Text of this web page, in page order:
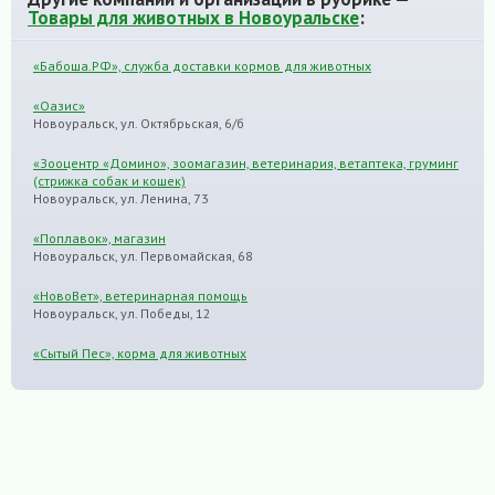
Товары для животных в Новоуральске:
«Бабоша.РФ», cлужба доставки кормов для животных
«Оазис»
Новоуральск, ул. Октябрьская, 6/б
«Зооцентр «Домино», зоомагазин, ветеринария, ветаптека, груминг
(стрижка собак и кошек)
Новоуральск, ул. Ленина, 73
«Поплавок», магазин
Новоуральск, ул. Первомайская, 68
«НовоВет», ветеринарная помощь
Новоуральск, ул. Победы, 12
«Сытый Пес», корма для животных